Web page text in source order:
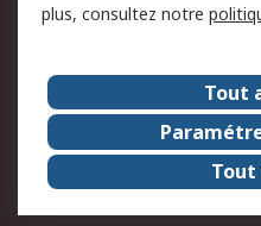
A propos de RS
A propos de RS France
Le groupe RS Group Plc
RS dans le monde
Nous rejoindre
plus, consultez notre
Tout